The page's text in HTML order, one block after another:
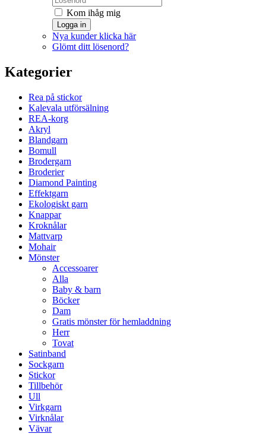
Kom ihåg mig
Logga in
Nya kunder klicka här
Glömt ditt lösenord?
Kategorier
Rea på stickor
Kalevala utförsälning
REA-korg
Akryl
Blandgarn
Bomull
Brodergarn
Broderier
Diamond Painting
Effektgarn
Ekologiskt garn
Knappar
Kroknålar
Mattvarp
Mohair
Mönster
Accessoarer
Alla
Baby & barn
Böcker
Dam
Gratis mönster för hemladdning
Herr
Tovat
Satinband
Sockgarn
Stickor
Tillbehör
Ull
Virkgarn
Virknålar
Vävar